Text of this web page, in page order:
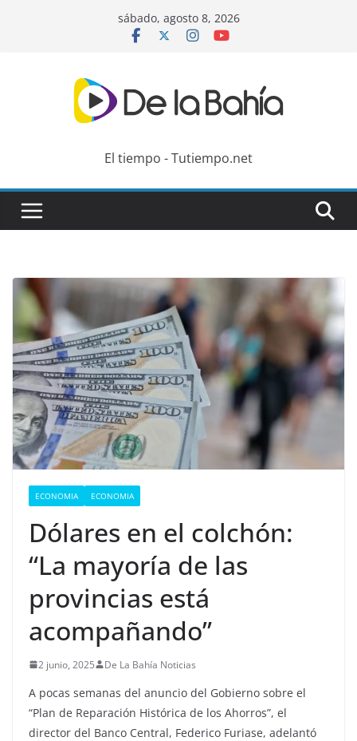
sábado, agosto 8, 2026
El tiempo - Tutiempo.net
ECONOMIA ECONOMIA
Dólares en el colchón:
“La mayoría de las
provincias está
acompañando”
2 junio, 2025 De La Bahía Noticias
A pocas semanas del anuncio del Gobierno sobre el
“Plan de Reparación Histórica de los Ahorros”, el
director del Banco Central, Federico Furiase, adelantó